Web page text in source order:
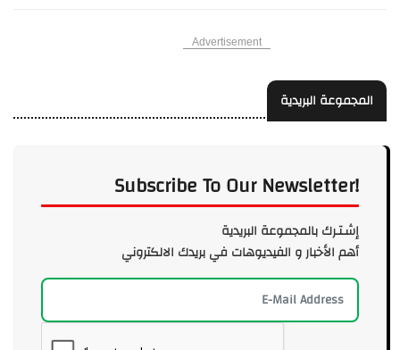
Advertisement
المجموعة البريدية
Subscribe To Our Newsletter!
إشـتـرك بالمجموعة البريدية
أهم الأخبار و الفيديوهات في بريدك الالكتروني